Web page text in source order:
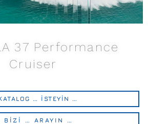
37 Performance
Cruiser
… İSTEYİN …
BİZİ … ARAYIN …